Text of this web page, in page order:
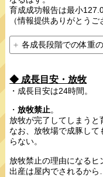
育成成功報告は最小
（情報提供ありがとうご
各成長段階での体重
◆ 成長目安・放牧
・成長目安は24時間。
・放牧禁止。
放牧が完了してしまうと
なお、放牧場で成豚し
らない。
放牧禁止の理由になるヒ
出産は屋内でされるから